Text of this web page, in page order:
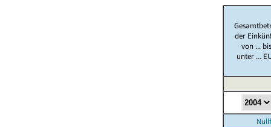
der
von ...
unter ...